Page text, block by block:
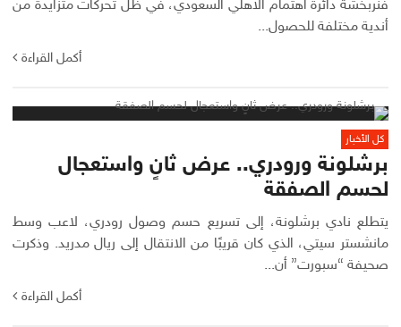
فنربخشة دائرة اهتمام الأهلي السعودي، في ظل تحركات متزايدة من
أندية مختلفة للحصول...
أكمل القراءة
كل الأخبار
برشلونة ورودري.. عرض ثانٍ واستعجال
لحسم الصفقة
يتطلع نادي برشلونة، إلى تسريع حسم وصول رودري، لاعب وسط
مانشستر سيتي، الذي كان قريبًا من الانتقال إلى ريال مدريد. وذكرت
صحيفة “سبورت” أن...
أكمل القراءة